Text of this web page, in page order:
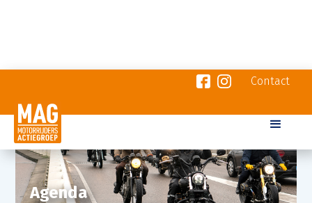
Contact
Agenda